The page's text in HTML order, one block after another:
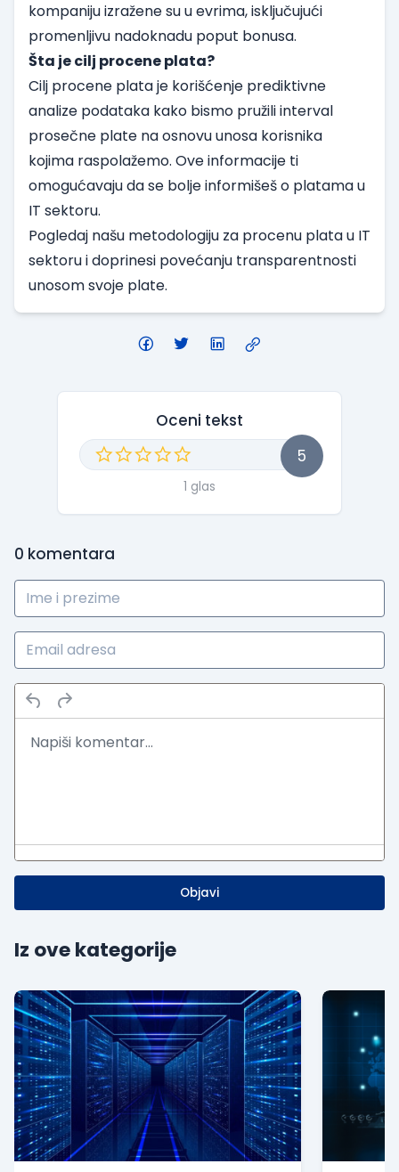
kompaniju izražene su u evrima, isključujući
promenljivu nadoknadu poput bonusa.
Šta je cilj procene plata?
Cilj procene plata je korišćenje prediktivne
analize podataka kako bismo pružili interval
prosečne plate na osnovu unosa korisnika
kojima raspolažemo. Ove informacije ti
omogućavaju da se bolje informišeš o platama u
IT sektoru.
Pogledaj našu metodologiju za procenu platau IT
sektoru i doprinesi povećanju transparentnosti
unosom svoje plate.
Oceni tekst
5
1 glas
0 komentara
Objavi
Iz ove kategorije